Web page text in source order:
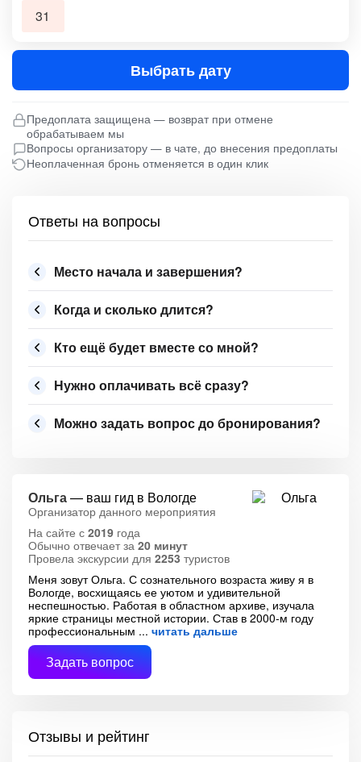
31
Выбрать дату
Предоплата защищена — возврат при отмене
обрабатываем мы
Вопросы организатору — в чате, до внесения предоплаты
Неоплаченная бронь отменяется в один клик
Ответы на вопросы
Место начала и завершения?
Когда и сколько длится?
Кто ещё будет вместе со мной?
Нужно оплачивать всё сразу?
Можно задать вопрос до бронирования?
Ольга— ваш гид в Вологде
Организатор данного мероприятия
На сайте с 2019 года
Обычно отвечает за 20 минут
Провела экскурсии для 2253 туристов
Меня зовут Ольга. С сознательного возраста живу я в
Вологде, восхищаясь ее уютом и удивительной
неспешностью. Работая в областном архиве, изучала
яркие страницы местной истории. Став в 2000-м году
профессиональным
читать дальше
Задать вопрос
Отзывы и рейтинг